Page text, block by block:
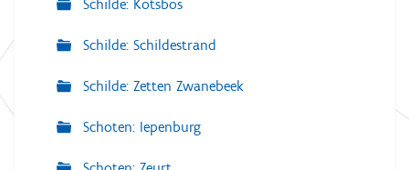
Schilde: Kotsbos
Schilde: Schildestrand
Schilde: Zetten Zwanebeek
Schoten: Iepenburg